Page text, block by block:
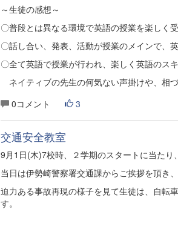
～生徒の感想～
〇普段とは異なる環境で英語の授業を楽しく
〇話し合い、発表、活動が授業のメインで、
〇全て英語で授業が行われ、楽しく英語のス
ネイティブの先生の何気ない声掛けや、相
0コメント
3
交通安全教室
9月1日(木)7校時、２学期のスタートに当た
当日は伊勢崎警察署交通課からご挨拶を頂き
迫力ある事故再現の様子を見て生徒は、自転
す。